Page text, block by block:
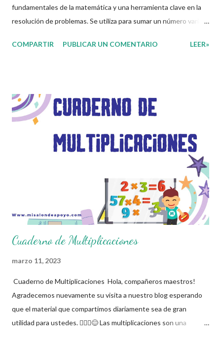
fundamentales de la matemática y una herramienta clave en la
resolución de problemas. Se utiliza para sumar un número varias
exploraremos qué es la multiplicación, sus propiedades y
según lo indica otro número. Se representa con el símbolo "×" o
con un punto medio "·". Elementos de la multiplicación Factores:
multiplicación. Ejemplo: 4 × 3 = 12 4 y 3 son los factores. 12 es el
producto. Esto significa que 4 × 3 equivale a sumar 4 tres veces:
4 + 4 + 4 = 12. Propiedades de la multiplicación La multiplicación
tiene varias propiedades importantes: 1. Propiedad ...
COMPARTIR PUBLICAR UN COMENTARIO LEER»
Cuaderno de Multiplicaciones
marzo 11, 2023
Cuaderno de Multiplicaciones Hola, compañeros maestros!
Agradecemos nuevamente su visita a nuestro blog esperando
que el material que compartimos diariamente sea de gran
utilidad para ustedes. 🙋🏽‍♂️😊 Las multiplicaciones son una